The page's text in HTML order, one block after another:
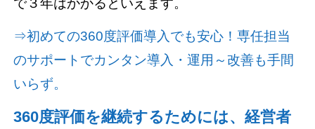
⇒初めての360度評価導入でも安心！専任担当
のサポートでカンタン導入・運用～改善も手間
いらず。
360度評価を継続するためには、経営者